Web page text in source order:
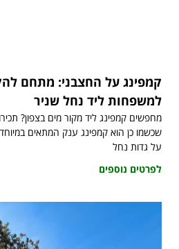
קמפינג על החצבני: מתחם
למשפחות ליד נחל שניר
מחפשים קמפינג ליד מקור מים בצפון?
שכשמו כן הוא קמפינג ענק המתאים
על גדות נחל
לפרטים נוספים